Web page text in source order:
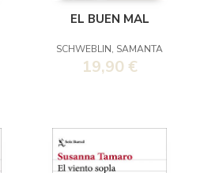
EL BUEN MAL
SCHWEBLIN, SAMANTA
19,90 €